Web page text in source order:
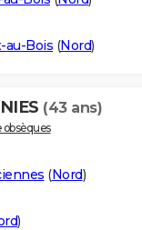
au-Bois (Nord)
(43 ans)
(Nord)
)